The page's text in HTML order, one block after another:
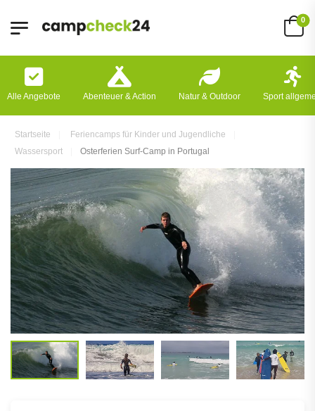
0
Alle Angebote Abenteuer & Action Natur & Outdoor Sport
Startseite
Feriencamps für Kinder und Jugendliche
Wassersport
Osterferien Surf-Camp in Portugal